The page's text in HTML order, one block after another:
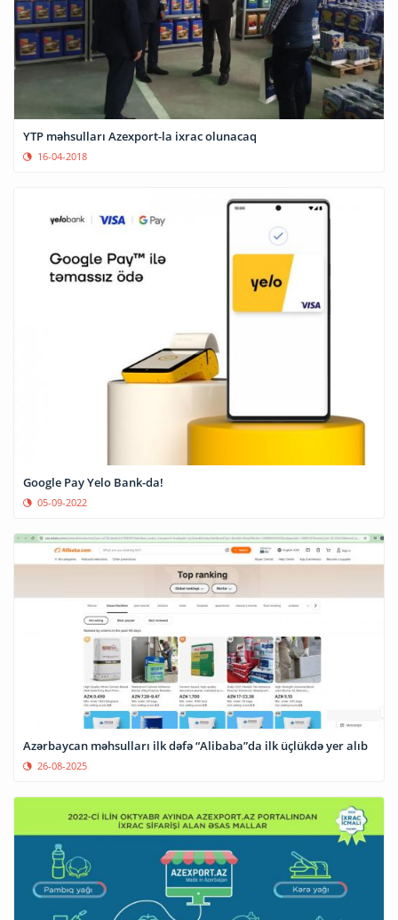
YTP məhsulları Azexport-la ixrac olunacaq
16-04-2018
Google Pay Yelo Bank-da!
05-09-2022
Azərbaycan məhsulları ilk dəfə “Alibaba”da ilk üçlükdə yer alıb
26-08-2025